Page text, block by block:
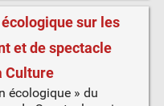
sur les
et de spectacle
Culture
écologique » du